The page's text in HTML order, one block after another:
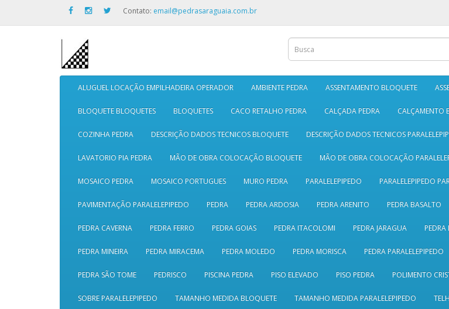
Contato: email@pedrasaraguaia.com.br
ALUGUEL LOCAÇÃO EMPILHADEIRA OPERADOR AMBIENTE PEDRA ASSENTAMENTO BLOQUETE
BLOQUETE BLOQUETES BLOQUETES CACO RETALHO PEDRA CALÇADA PEDRA CALÇAMENTO
COZINHA PEDRA DESCRIÇÃO DADOS TECNICOS BLOQUETE DESCRIÇÃO DADOS TECNICOS
LAVATORIO PIA PEDRA MÃO DE OBRA COLOCAÇÃO BLOQUETE MÃO DE OBRA COLOCAÇÃO
MOSAICO PEDRA MOSAICO PORTUGUES MURO PEDRA PARALELEPIPEDO PARALELEPIPEDO
PAVIMENTAÇÃO PARALELEPIPEDO PEDRA PEDRA ARDOSIA PEDRA ARENITO PEDRA BASALTO
PEDRA CAVERNA PEDRA FERRO PEDRA GOIAS PEDRA ITACOLOMI PEDRA JARAGUA
PEDRA MINEIRA PEDRA MIRACEMA PEDRA MOLEDO PEDRA MORISCA PEDRA PARALELEPIPEDO
PEDRA SÃO TOME PEDRISCO PISCINA PEDRA PISO ELEVADO PISO PEDRA POLIMENTO
SOBRE PARALELEPIPEDO TAMANHO MEDIDA BLOQUETE TAMANHO MEDIDA PARALELEPIPEDO